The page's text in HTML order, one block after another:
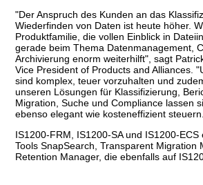
"Der Anspruch des Kunden an das
Wiederfinden von Daten ist heute höher.
Produktfamilie, die vollen Einblick in
gerade beim Thema Datenmanagement,
Archivierung enorm weiterhilft", sagt
Vice President of Products and Alliances.
sind komplex, teuer vorzuhalten und
unseren Lösungen für Klassifizierung,
Migration, Suche und Compliance lassen
ebenso elegant wie kosteneffizient
IS1200-FRM, IS1200-SA und IS1200-
Tools SnapSearch, Transparent Migration
Retention Manager, die ebenfalls auf